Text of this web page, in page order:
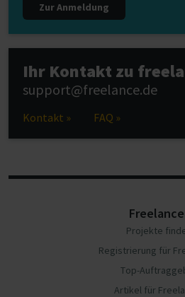
Zur Anmeldung
Ihr Kontakt zu
support@freelance.de
Kontakt » FAQ »
Projekte
Registrierung für
Top-
Artikel für